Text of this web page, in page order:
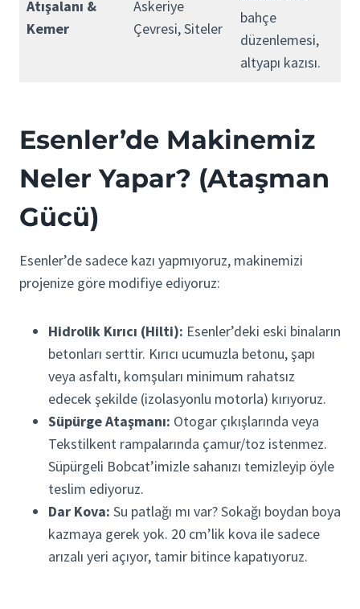
Atışalanı &
Kemer
Askeriye
Çevresi, Siteler
bahçe
düzenlemesi,
altyapı kazısı.
Esenler’de Makinemiz
Neler Yapar? (Ataşman
Gücü)
Esenler’de sadece kazı yapmıyoruz, makinemizi
projenize göre modifiye ediyoruz:
Hidrolik Kırıcı (Hilti): Esenler’deki eski binaların
betonları serttir. Kırıcı ucumuzla betonu, şapı
veya asfaltı, komşuları minimum rahatsız
edecek şekilde (izolasyonlu motorla) kırıyoruz.
Süpürge Ataşmanı: Otogar çıkışlarında veya
Tekstilkent rampalarında çamur/toz istenmez.
Süpürgeli Bobcat’imizle sahanızı temizleyip öyle
teslim ediyoruz.
Dar Kova: Su patlağı mı var? Sokağı boydan boya
kazmaya gerek yok. 20 cm’lik kova ile sadece
arızalı yeri açıyor, tamir bitince kapatıyoruz.